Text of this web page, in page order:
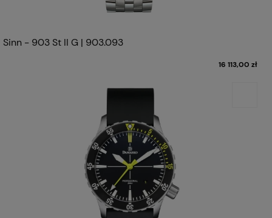
Sinn - 903 St II G | 903.093
16 113,00 zł